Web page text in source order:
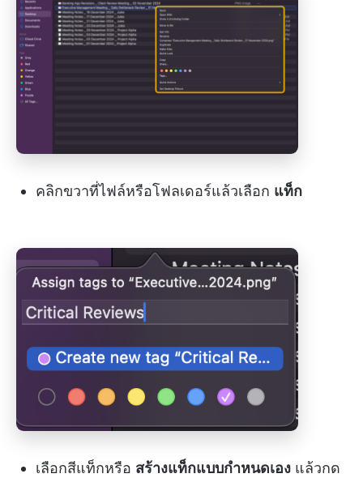
คลิกขวาที่ไฟล์หรือโฟลเดอร์แล้วเลือก แท็ก
เลือกสีแท็กหรือ สร้างแท็กแบบกำหนดเอง แล้วกด